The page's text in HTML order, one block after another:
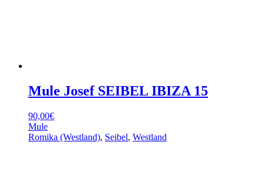
Mule Josef SEIBEL IBIZA 15
90,00€
Mule
Romika (Westland), Seibel, Westland